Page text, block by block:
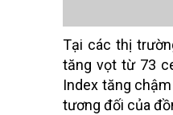
Tại các thị
tăng vọt từ 73
Index tăng
tương đối của